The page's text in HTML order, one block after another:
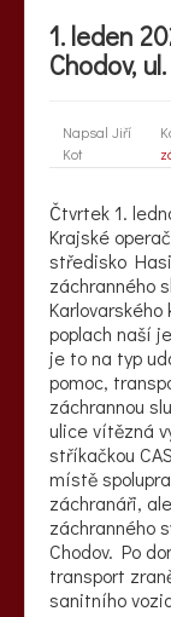
1. leden
Chodov,
Napsal Jiří
Kot
Čtvrtek 1.
Krajské
středisko
záchranného
Karlovarského
poplach naší
je to na typ
pomoc,
záchrannou
ulice vítězná
stříkačkou
místě
záchranáři,
záchranného
Chodov. Po
transport
sanitního